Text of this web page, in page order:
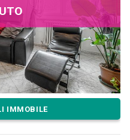
IMMOBILE